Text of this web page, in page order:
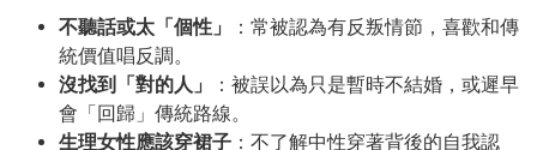
不聽話或太「個性」
：常被認為有反叛情節，喜歡和傳
統價值唱反調。
沒找到「對的人」
：被誤以為只是暫時不結婚，或遲早
會「回歸」傳統路線。
生理女性應該穿裙子 ：不了解中性穿著背後的自我認